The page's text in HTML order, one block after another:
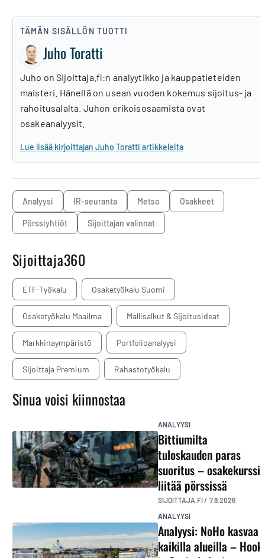
TÄMÄN SISÄLLÖN TUOTTI
Juho Toratti
Juho on Sijoittaja.fi:n analyytikko ja kauppatieteiden
maisteri. Hänellä on usean vuoden kokemus sijoitus- ja
rahoitusalalta. Juhon erikoisosaamista ovat
osakeanalyysit.
Lue lisää kirjoittajan Juho Toratti artikkeleita
analyysi IR-seuranta Metso osakkeet
pörssiyhtiöt sijoittajan valinnat
Sijoittaja360
ETF-Työkalu Osaketyökalu Suomi
Osaketyökalu Maailma Mallisalkut & Sijoitusideat
Markkinaympäristö Portfolioanalyysi
Sijoittaja Premium Rahastotyökalu
Sinua voisi kiinnostaa
ANALYYSI
Bittiumilta
tuloskauden paras
suoritus – osakekurssi
liitää pörssissä
SIJOITTAJA.FI / 7.8.2026
ANALYYSI
Analyysi: NoHo kasvaa
kaikilla alueilla – Hook